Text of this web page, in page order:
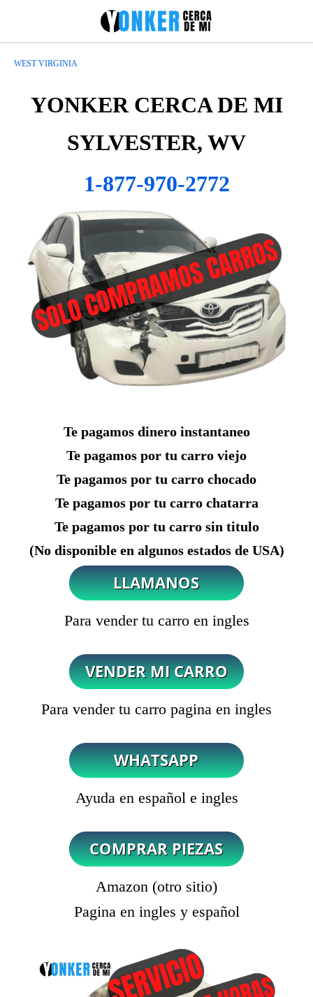
WEST VIRGINIA
YONKER CERCA DE MI
SYLVESTER, WV
1-877-970-2772
Te pagamos dinero instantaneo
Te pagamos por tu carro viejo
Te pagamos por tu carro chocado
Te pagamos por tu carro chatarra
Te pagamos por tu carro sin titulo
(No disponible en algunos estados de USA)
Para vender tu carro en ingles
Para vender tu carro pagina en ingles
Ayuda en español e ingles
Amazon (otro sitio)
Pagina en ingles y español